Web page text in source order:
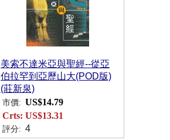
美索不達米亞與聖經--從亞
伯拉罕到亞歷山大(POD版)
(莊新泉)
市價: US$14.79
Crts: US$13.31
評分: 4